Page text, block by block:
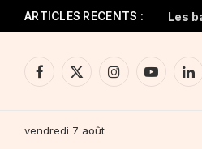
ARTICLES RECENTS :
Facebook
X
InstagramYouTube
vendredi 7 août